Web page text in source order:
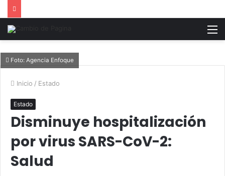
Foto: Agencia Enfoque
Inicio / Estado
Estado
Disminuye hospitalización
por virus SARS-CoV-2:
Salud